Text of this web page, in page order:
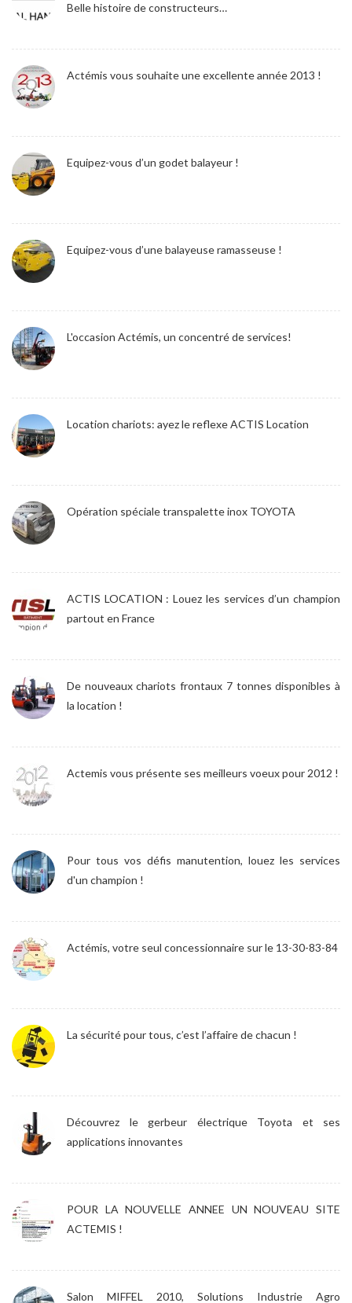
Belle histoire de constructeurs…
Actémis vous souhaite une excellente année 2013 !
Equipez-vous d’un godet balayeur !
Equipez-vous d’une balayeuse ramasseuse !
L'occasion Actémis, un concentré de services!
Location chariots: ayez le reflexe ACTIS Location
Opération spéciale transpalette inox TOYOTA
ACTIS LOCATION : Louez les services d’un champion
partout en France
De nouveaux chariots frontaux 7 tonnes disponibles à
la location !
Actemis vous présente ses meilleurs voeux pour 2012 !
Pour tous vos défis manutention, louez les services
d'un champion !
Actémis, votre seul concessionnaire sur le 13-30-83-84
La sécurité pour tous, c’est l’affaire de chacun !
Découvrez le gerbeur électrique Toyota et ses
applications innovantes
POUR LA NOUVELLE ANNEE UN NOUVEAU SITE
ACTEMIS !
Salon MIFFEL 2010, Solutions Industrie Agro